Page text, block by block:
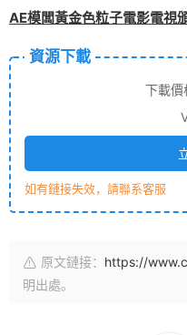
AE模闆黃金色粒子電影電視
資源下載
下載價
如有鏈接失效，請聯系客服
原文鏈接： https://
明出處。